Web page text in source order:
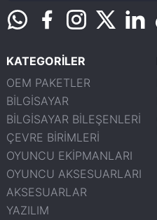
KATEGORİLER
OEM PAKETLER
BİLGİSAYAR
BİLGİSAYAR BİLEŞENLERİ
ÇEVRE BİRİMLERİ
OYUNCU EKİPMANLARI
OYUNCU AKSESUARLARI
AKSESUARLAR
YAZILIM